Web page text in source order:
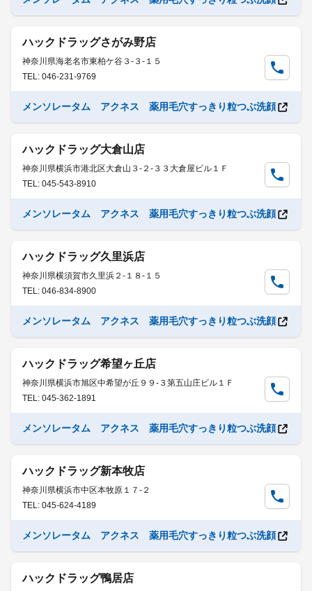
ハックドラッグさがみ野店
神奈川県海老名市東柏ケ谷３-３-１５
TEL: 046-231-9769
メンソレータム アクネス 薬用毛穴すっきり粒つぶ洗顔
ハックドラッグ大倉山店
神奈川県横浜市港北区大倉山３-２-３３大倉屋ビル１Ｆ
TEL: 045-543-8910
メンソレータム アクネス 薬用毛穴すっきり粒つぶ洗顔
ハックドラッグ久里浜店
神奈川県横須賀市久里浜２-１８-１５
TEL: 046-834-8900
メンソレータム アクネス 薬用毛穴すっきり粒つぶ洗顔
ハックドラッグ希望ヶ丘店
神奈川県横浜市旭区中希望が丘９９-３第五山庄ビル１Ｆ
TEL: 045-362-1891
メンソレータム アクネス 薬用毛穴すっきり粒つぶ洗顔
ハックドラッグ新本牧店
神奈川県横浜市中区本牧原１７-２
TEL: 045-624-4189
メンソレータム アクネス 薬用毛穴すっきり粒つぶ洗顔
ハックドラッグ鴨居店